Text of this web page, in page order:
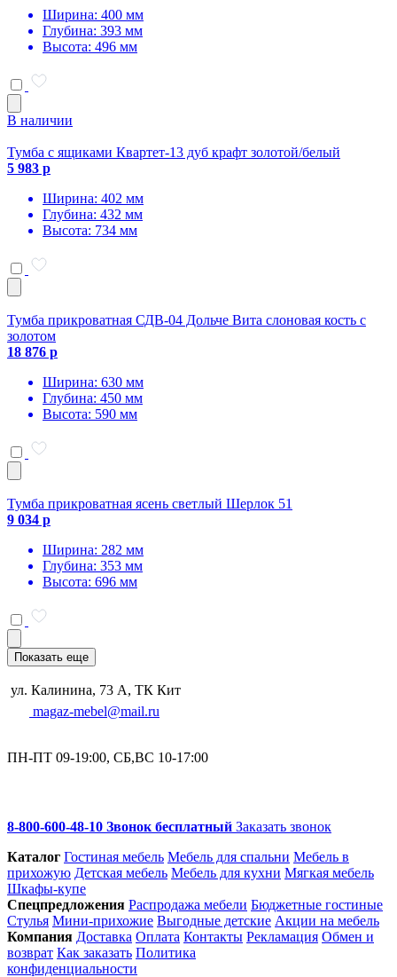
Ширина: 400 мм
Глубина: 393 мм
Высота: 496 мм
В наличии
Тумба с ящиками Квартет-13 дуб крафт золотой/белый
5 983 р
Ширина: 402 мм
Глубина: 432 мм
Высота: 734 мм
Тумба прикроватная СДВ-04 Дольче Вита слоновая кость с
золотом
18 876 р
Ширина: 630 мм
Глубина: 450 мм
Высота: 590 мм
Тумба прикроватная ясень светлый Шерлок 51
9 034 р
Ширина: 282 мм
Глубина: 353 мм
Высота: 696 мм
Показать еще
ул. Калинина, 73 А, ТК Кит
magaz-mebel@mail.ru
ПН-ПТ 09-19:00, СБ,ВС 10-17:00
8-800-600-48-10 Звонок бесплатный Заказать звонок
Каталог Гостиная мебель Мебель для спальни Мебель в
прихожую Детская мебель Мебель для кухни Мягкая мебель
Шкафы-купе
Спец­предложения Распродажа мебели Бюджетные гостиные
Стулья Мини-прихожие Выгодные детские Акции на мебель
Компания Доставка Оплата Контакты Рекламация Обмен и
возврат Как заказать Политика
конфиденциальности